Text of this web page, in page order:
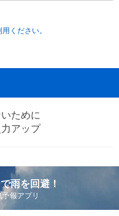
ください。
ために
アップ
雨を回避！
報アプリ